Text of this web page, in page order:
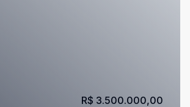
R$ 3.500.000,00